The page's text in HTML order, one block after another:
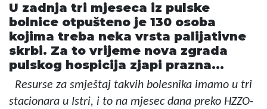
U zadnja tri mjeseca iz pulske
bolnice otpušteno je 130 osoba
kojima treba neka vrsta palijativne
skrbi. Za to vrijeme nova zgrada
pulskog hospicija zjapi prazna...
Resurse za smještaj takvih bolesnika imamo u tri
stacionara u Istri, i to na mjesec dana preko HZZO-